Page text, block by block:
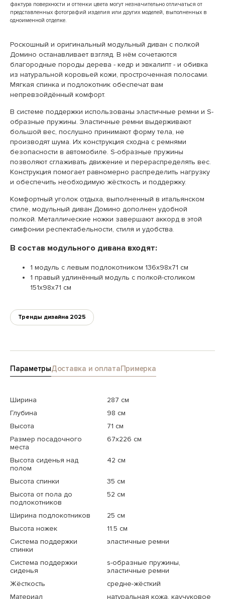
фактура поверхности и оттенки цвета могут незначительно отличаться от
представленных фотографий изделия или других моделей, выполненных в
одноименной отделке.
Роскошный и оригинальный модульный диван с полкой
Домино останавливает взгляд. В нём сочетаются
благородные породы дерева - кедр и эвкалипт - и обивка
из натуральной коровьей кожи, простроченная полосами.
Мягкая спинка и подлокотник обеспечат вам
непревзойдённый комфорт.
В системе поддержки использованы эластичные ремни и S-
образные пружины. Эластичные ремни выдерживают
большой вес, послушно принимают форму тела, не
производят шума. Их конструкция сходна с ремнями
безопасности в автомобиле. S-образные пружины
позволяют сглаживать движение и перераспределять вес.
Конструкция помогает равномерно распределить нагрузку
и обеспечить необходимую жёсткость и поддержку.
Комфортный уголок отдыха, выполненный в итальянском
стиле, модульный диван Домино дополнен удобной
полкой. Металлические ножки завершают аккорд в этой
симфонии респектабельности, стиля и удобства.
В состав модульного дивана входят:
1 модуль с левым подлокотником 136х98х71 см
1 правый удлинённый модуль с полкой-столиком
151х98х71 см
Тренды дизайна 2025
ПараметрыДоставка и оплатаПримерка
Ширина
287 см
Глубина
98 см
Высота
71 см
Размер посадочного
места
67х226 см
Высота сиденья над
полом
42 см
Высота спинки
35 см
Высота от пола до
подлокотников
52 см
Ширина подлокотников
25 см
Высота ножек
11.5 см
Система поддержки
спинки
эластичные ремни
Система поддержки
сиденья
s-образные пружины,
эластичные ремни
Жёсткость
средне-жёсткий
Материал
натуральная кожа, каучуковое